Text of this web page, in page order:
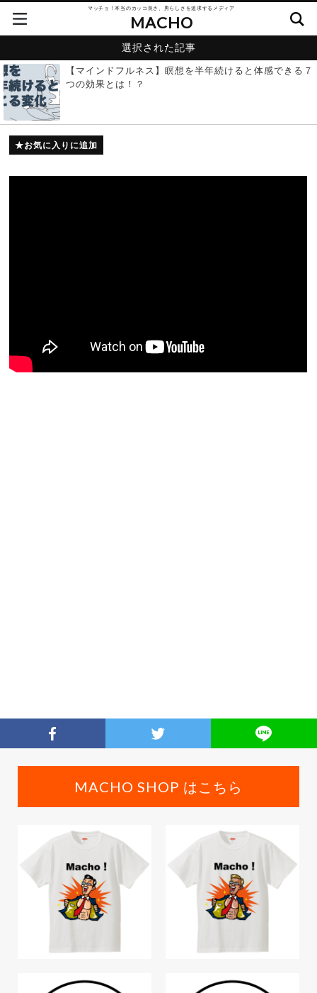
マッチョ！本当のカッコ良さ、男らしさを追求するメディア
MACHO
選択された記事
【マインドフルネス】瞑想を半年続けると体感できる７
つの効果とは！？
お気に入りに追加
MACHO SHOP はこちら